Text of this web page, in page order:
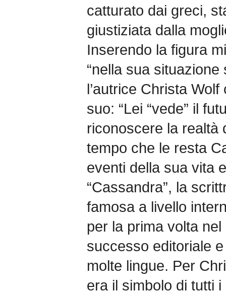
catturato dai greci,
giustiziata dalla
Inserendo la figura
“nella sua
l’autrice Christa
suo: “Lei “vede” il
riconoscere la realtà
tempo che le resta
eventi della sua vita
“Cassandra”, la
famosa a livello
per la prima volta
successo editoriale
molte lingue. Per
era il simbolo di tutti